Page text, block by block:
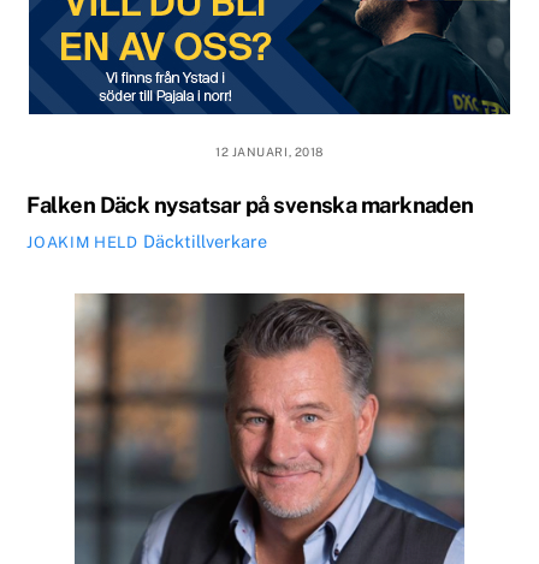
12 JANUARI, 2018
Falken Däck nysatsar på svenska marknaden
JOAKIM HELD Däcktillverkare